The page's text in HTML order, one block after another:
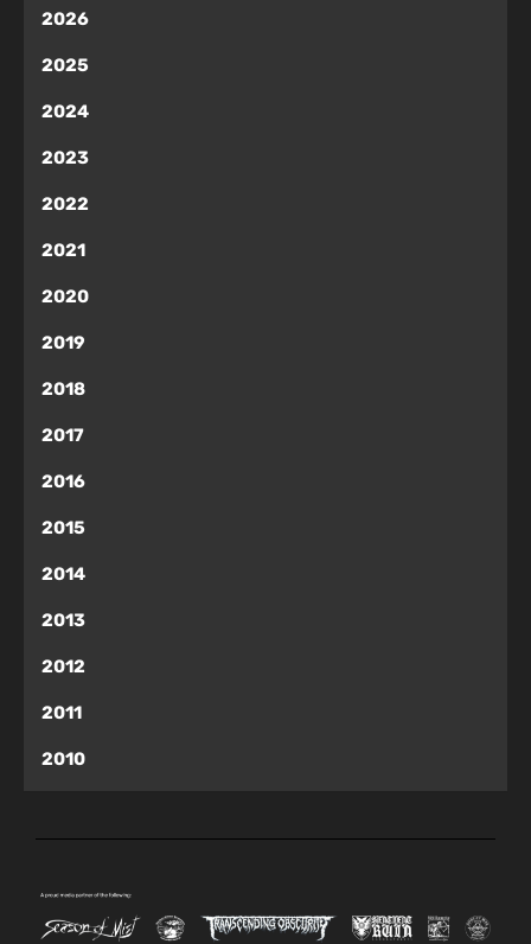
2026
2025
2024
2023
2022
2021
2020
2019
2018
2017
2016
2015
2014
2013
2012
2011
2010